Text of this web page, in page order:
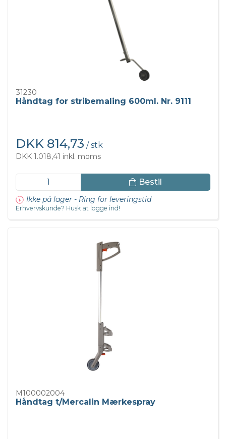
31230
Håndtag for stribemaling 600ml. Nr. 9111
DKK 814,73 / stk
DKK 1.018,41 inkl. moms
Bestil
Ikke på lager - Ring for leveringstid
Erhvervskunde? Husk at logge ind!
M100002004
Håndtag t/Mercalin Mærkespray